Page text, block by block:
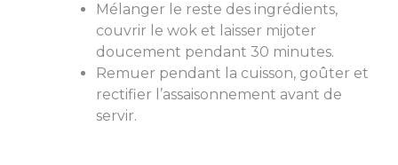
Mélanger le reste des ingrédients,
couvrir le wok et laisser mijoter
doucement pendant 30 minutes.
Remuer pendant la cuisson, goûter et
rectifier l’assaisonnement avant de
servir.